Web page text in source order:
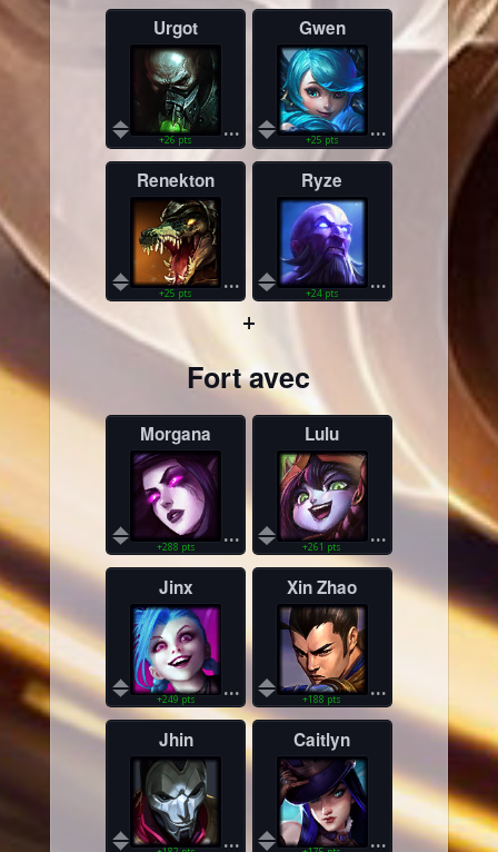
Urgot
...
+26 pts
Gwen
...
+25 pts
Renekton
...
+25 pts
Ryze
...
+24 pts
+
Fort avec
Morgana
...
+288 pts
Lulu
...
+261 pts
Jinx
...
+249 pts
Xin Zhao
...
+188 pts
Jhin
...
Caitlyn
...